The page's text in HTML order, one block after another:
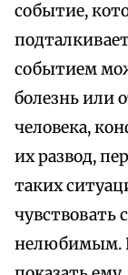
событие,
событием
болезнь или
человека,
их развод,
таких
нелюбимым.